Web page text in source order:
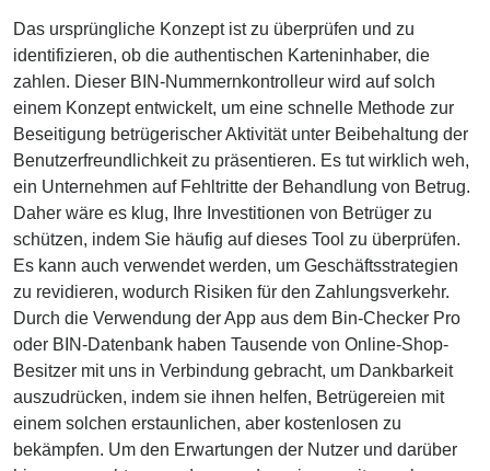
Das ursprüngliche Konzept ist zu überprüfen und zu
identifizieren, ob die authentischen Karteninhaber, die
zahlen. Dieser BIN-Nummernkontrolleur wird auf solch
einem Konzept entwickelt, um eine schnelle Methode zur
Beseitigung betrügerischer Aktivität unter Beibehaltung der
Benutzerfreundlichkeit zu präsentieren. Es tut wirklich weh,
ein Unternehmen auf Fehltritte der Behandlung von Betrug.
Daher wäre es klug, Ihre Investitionen von Betrüger zu
schützen, indem Sie häufig auf dieses Tool zu überprüfen.
Es kann auch verwendet werden, um Geschäftsstrategien
zu revidieren, wodurch Risiken für den Zahlungsverkehr.
Durch die Verwendung der App aus dem Bin-Checker Pro
oder BIN-Datenbank haben Tausende von Online-Shop-
Besitzer mit uns in Verbindung gebracht, um Dankbarkeit
auszudrücken, indem sie ihnen helfen, Betrügereien mit
einem solchen erstaunlichen, aber kostenlosen zu
bekämpfen. Um den Erwartungen der Nutzer und darüber